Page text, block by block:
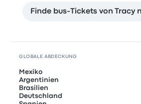
Finde bus-Tickets von Tracy
GLOBALE ABDECKUNG
Mexiko
Argentinien
Brasilien
Deutschland